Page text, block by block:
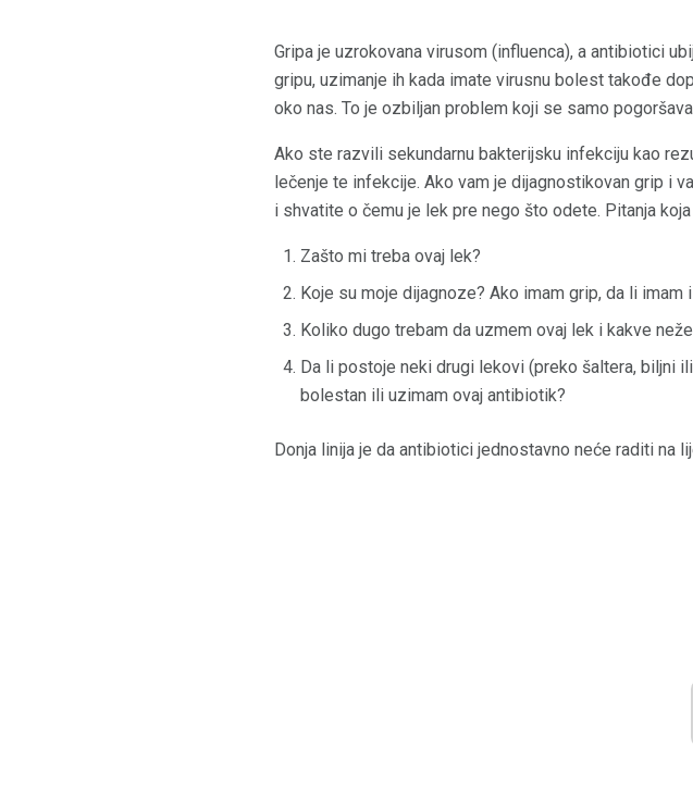
Gripa je uzrokovana virusom (influenca), a antibiotici
gripu, uzimanje ih kada imate virusnu bolest takođe
oko nas. To je ozbiljan problem koji se samo
Ako ste razvili sekundarnu bakterijsku infekciju kao
lečenje te infekcije. Ako vam je dijagnostikovan grip i
i shvatite o čemu je lek pre nego što odete. Pitanja
Zašto mi treba ovaj lek?
Koje su moje dijagnoze? Ako imam grip, da li
Koliko dugo trebam da uzmem ovaj lek i kakve
Da li postoje neki drugi lekovi (preko šaltera, biljni
bolestan ili uzimam ovaj antibiotik?
Donja linija je da antibiotici jednostavno neće raditi na